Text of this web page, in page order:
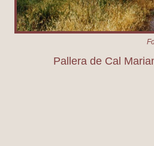
Pallera de Cal